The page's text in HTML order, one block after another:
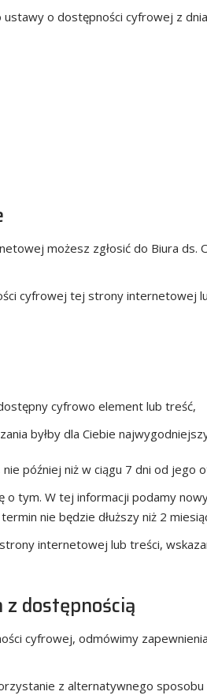
o dostępności cyfrowej z
możesz zgłosić do Biura ds.
cyfrowej tej strony internetowej
cyfrowo element lub treść,
byłby dla Ciebie
później niż w ciągu 7 dni od jego
tym. W tej informacji podamy
nie będzie dłuższy niż 2
internetowej lub treści,
dostępnością
cyfrowej, odmówimy
z alternatywnego